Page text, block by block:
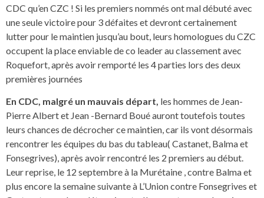
CDC qu’en CZC ! Si les premiers nommés ont mal débuté avec
une seule victoire pour 3 défaites et devront certainement
lutter pour le maintien jusqu’au bout, leurs homologues du CZC
occupent la place enviable de co leader au classement avec
Roquefort, après avoir remporté les 4 parties lors des deux
premières journées
En CDC, malgré un mauvais départ, les hommes de Jean-
Pierre Albert et Jean -Bernard Boué auront toutefois toutes
leurs chances de décrocher ce maintien, car ils vont désormais
rencontrer les équipes du bas du tableau( Castanet, Balma et
Fonsegrives), après avoir rencontré les 2 premiers au début.
Leur reprise, le 12 septembre à la Murétaine , contre Balma et
plus encore la semaine suivante à L’Union contre Fonsegrives et